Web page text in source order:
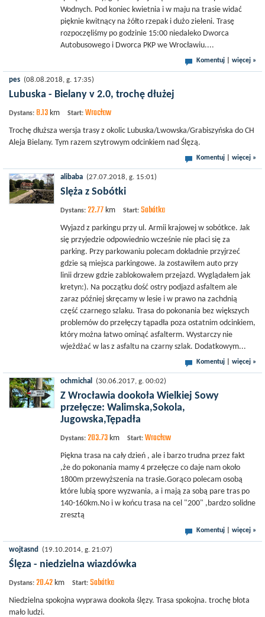
Wodnych. Pod koniec kwietnia i w maju na trasie widać
pięknie kwitnący na żółto rzepak i dużo zieleni. Trasę
rozpoczęliśmy po godzinie 15:00 niedaleko Dworca
Autobusowego i Dworca PKP we Wrocławiu....
Komentuj więcej »
pes (08.08.2018, g. 17:35)
Lubuska - Bielany v 2.0, trochę dłużej
Dystans: 8.13 km Start: Wrocław
Trochę dłuższa wersja trasy z okolic Lubuska/Lwowska/Grabiszyńska do CH
Aleja Bielany. Tym razem szytrowym odcinkiem nad Ślęzą.
Komentuj więcej »
alibaba (27.07.2018, g. 15:01)
Slęża z Sobótki
Dystans: 22.77 km Start: Sobótka
Wyjazd z parkingu przy ul. Armii krajowej w sobótkce. Jak
się przyjedzie odpowiednio wcześnie nie płaci się za
parking. Przy parkowaniu polecam dokładnie przyjrzeć
gdzie są miejsca parkingowe. Ja zostawiłem auto przy
linii drzew gdzie zablokowałem przejazd. Wyglądałem jak
kretyn:). Na początku dość ostry podjazd asfaltem ale
zaraz później skręcamy w lesie i w prawo na zachdnią
część czarnego szlaku. Trasa do pokonania bez większych
problemów do przełęczy tąpadła poza ostatnim odcinkiem,
który można łatwo ominąć asfalterm. Wystarczy nie
wjeżdżać w las z asfaltu na czarny szlak. Dodatkowym...
Komentuj więcej »
ochmichal (30.06.2017, g. 00:02)
Z Wrocławia dookoła Wielkiej Sowy
przełęcze: Walimska,Sokola,
Jugowska,Tępadła
Dystans: 203.73 km Start: Wrocław
Piękna trasa na cały dzień , ale i barzo trudna przez fakt
,że do pokonania mamy 4 przełęcze co daje nam około
1800m przewyższenia na trasie.Gorąco polecam osobą
które lubią spore wyzwania, a i mają za sobą pare tras po
140-160km.No i w końcu trasa na cel "200" ,bardzo solidne
zresztą
Komentuj więcej »
wojtasnd (19.10.2014, g. 21:07)
Ślęza - niedzielna wiazdówka
Dystans: 20.42 km Start: Sobótka
Niedzielna spokojna wyprawa dookoła ślęzy. Trasa spokojna. trochę błota
mało ludzi.